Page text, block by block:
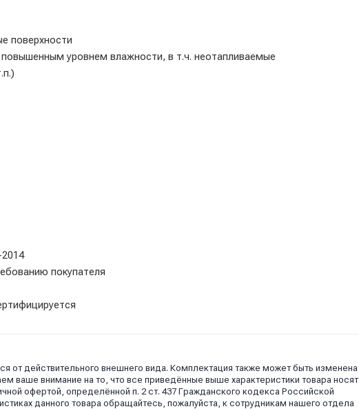
влажности, в т.ч. неотапливаемые
покупателя
от действительного внешнего вида. Комплектация также может быть изменена
ваше внимание на то, что все приведённые выше характеристики товара носят
офертой, определённой п. 2 ст. 437 Гражданского кодекса Российской
данного товара обращайтесь, пожалуйста, к сотрудникам нашего отдела